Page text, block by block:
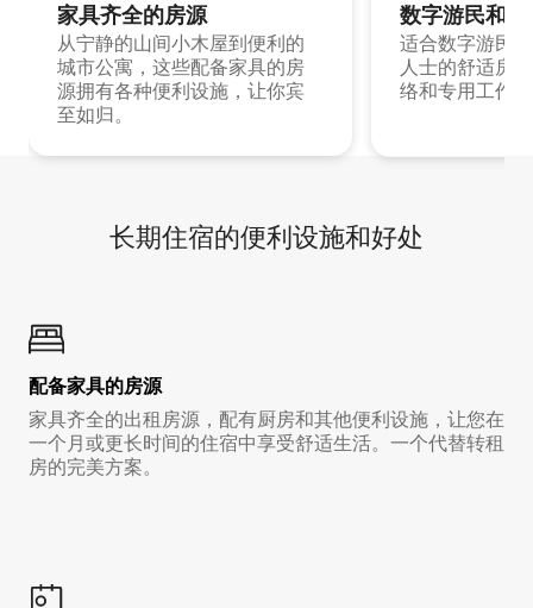
家具齐全的房源
从宁静的山间小木屋到便利的
城市公寓，这些配备家具的房
源拥有各种便利设施，让你宾
至如归。
数字游民和
适合数字游民
人士的舒适房
络和专用工作
长期住宿的便利设施和好处
配备家具的房源
家具齐全的出租房源，配有厨房和其他便利设施，让您在
一个月或更长时间的住宿中享受舒适生活。一个代替转租
房的完美方案。